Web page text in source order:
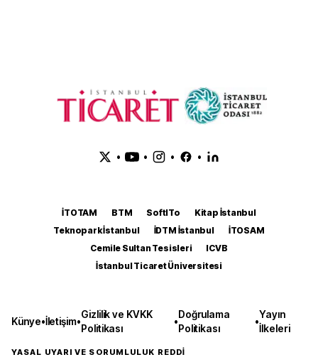
• • • •
İTOTAM BTM SoftITo
Kitap İstanbul
Teknopark İstanbul
İDTM İstanbul
İTOSAM
Cemile Sultan Tesisleri
ICVB
İstanbul Ticaret Üniversitesi
Künye•İletişim•
Gizlilik ve KVKK
Politikası
•
Doğrulama
Politikası
•
Yayın
İlkeleri
YASAL UYARI VE SORUMLULUK REDDİ